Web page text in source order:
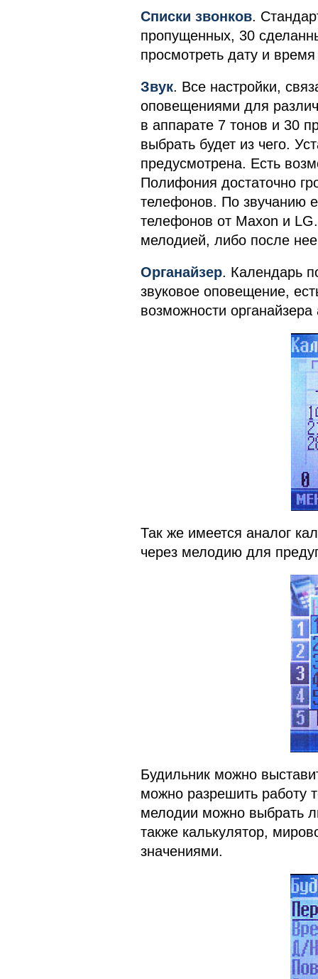
Списки звонков.
пропущенных, 30
просмотреть дату и время
Звук. Все настройки,
оповещениями для
в аппарате 7 тонов и 30
выбрать будет из чего.
предусмотрена. Есть
Полифония достаточно
телефонов. По звучанию
телефонов от Maxon и
мелодией, либо после
Органайзер. Календарь
звуковое оповещение,
возможности органайзера
Так же имеется аналог
через мелодию для
Будильник можно
можно разрешить работу
мелодии можно выбрать
также калькулятор,
значениями.